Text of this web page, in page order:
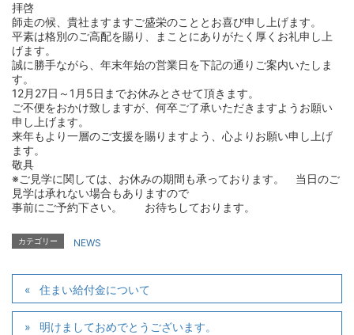
拝啓
師走の候、貴社ますますご盛栄のこととお喜び申し上げます。
平素は格別のご高配を賜り、まことにありがたく厚くお礼申し上
げます。
誠に勝手ながら、年末年始の営業日を下記の通りご案内いたしま
す。
12月27日～1月5日までお休みとさせて頂きます。
ご不便をおかけ致しますが、何卒ご了承いただきますようお願い
申し上げます。
来年もより一層のご支援を賜りますよう、心よりお願い申し上げ
ます。
敬具
※ご見学に関しては、お休みの期間も承っております。 当日のご
見学は承れない場合もありますので
事前にご予約下さい。 お待ちしております。
カテゴリー NEWS
住まい給付金について
明けましておめでとうございます。